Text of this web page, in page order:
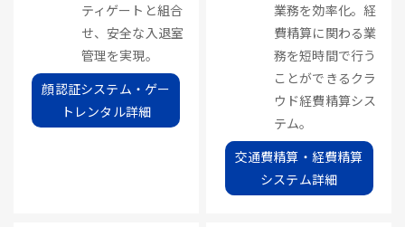
ティゲートと組合
せ、安全な入退室
管理を実現。
顔認証システム・ゲー
トレンタル詳細
業務を効率化。経
費精算に関わる業
務を短時間で行う
ことができるクラ
ウド経費精算シス
テム。
交通費精算・経費精算
システム詳細